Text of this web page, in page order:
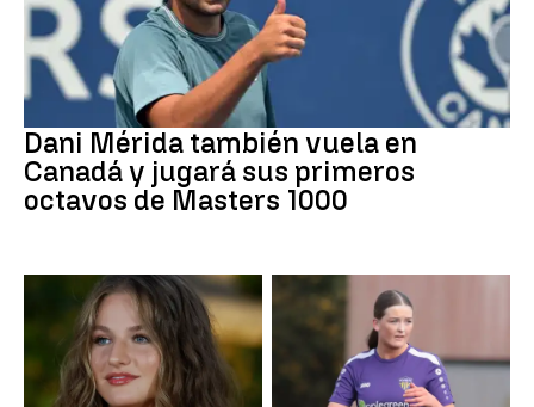
Dani Mérida también vuela en
Canadá y jugará sus primeros
octavos de Masters 1000
Mundial 2026